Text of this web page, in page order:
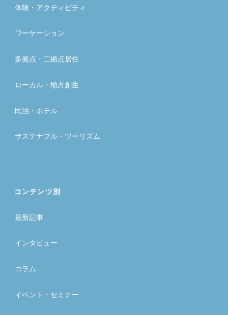
体験・アクティビティ
ワーケーション
多拠点・二拠点居住
ローカル・地方創生
民泊・ホテル
サステナブル・ツーリズム
コンテンツ別
最新記事
インタビュー
コラム
イベント・セミナー